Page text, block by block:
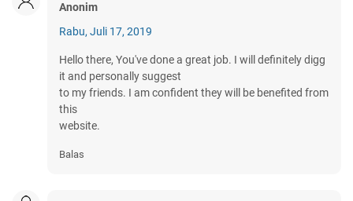
Anonim
Rabu, Juli 17, 2019
Hello there, You've done a great job. I will definitely digg
it and personally suggest
to my friends. I am confident they will be benefited from
this
website.
Balas